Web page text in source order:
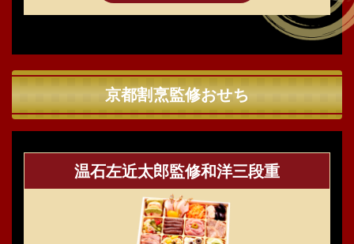
京都割烹監修おせち
温石左近太郎監修和洋三段重